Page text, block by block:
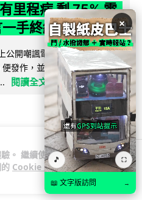
。 繼續使用
Cookie 政
里程病 剩 75% 電
手終結電車指令
公開嘲諷電動車車主患有「里
發作，並重申已廢除電動車強
閱讀全文
×
🎵 ⛶
📖 文字版訪問 →